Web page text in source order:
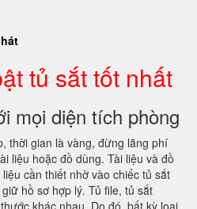
tủ sắt tốt nhất
mọi diện tích phòng
thời gian là vàng, đừng lãng phí
liệu hoặc đồ dùng. Tài liệu và đồ
cần thiết nhờ vào chiếc tủ sắt
hồ sơ hợp lý. Tủ file, tủ sắt
khác nhau. Do đó, bất kỳ loại